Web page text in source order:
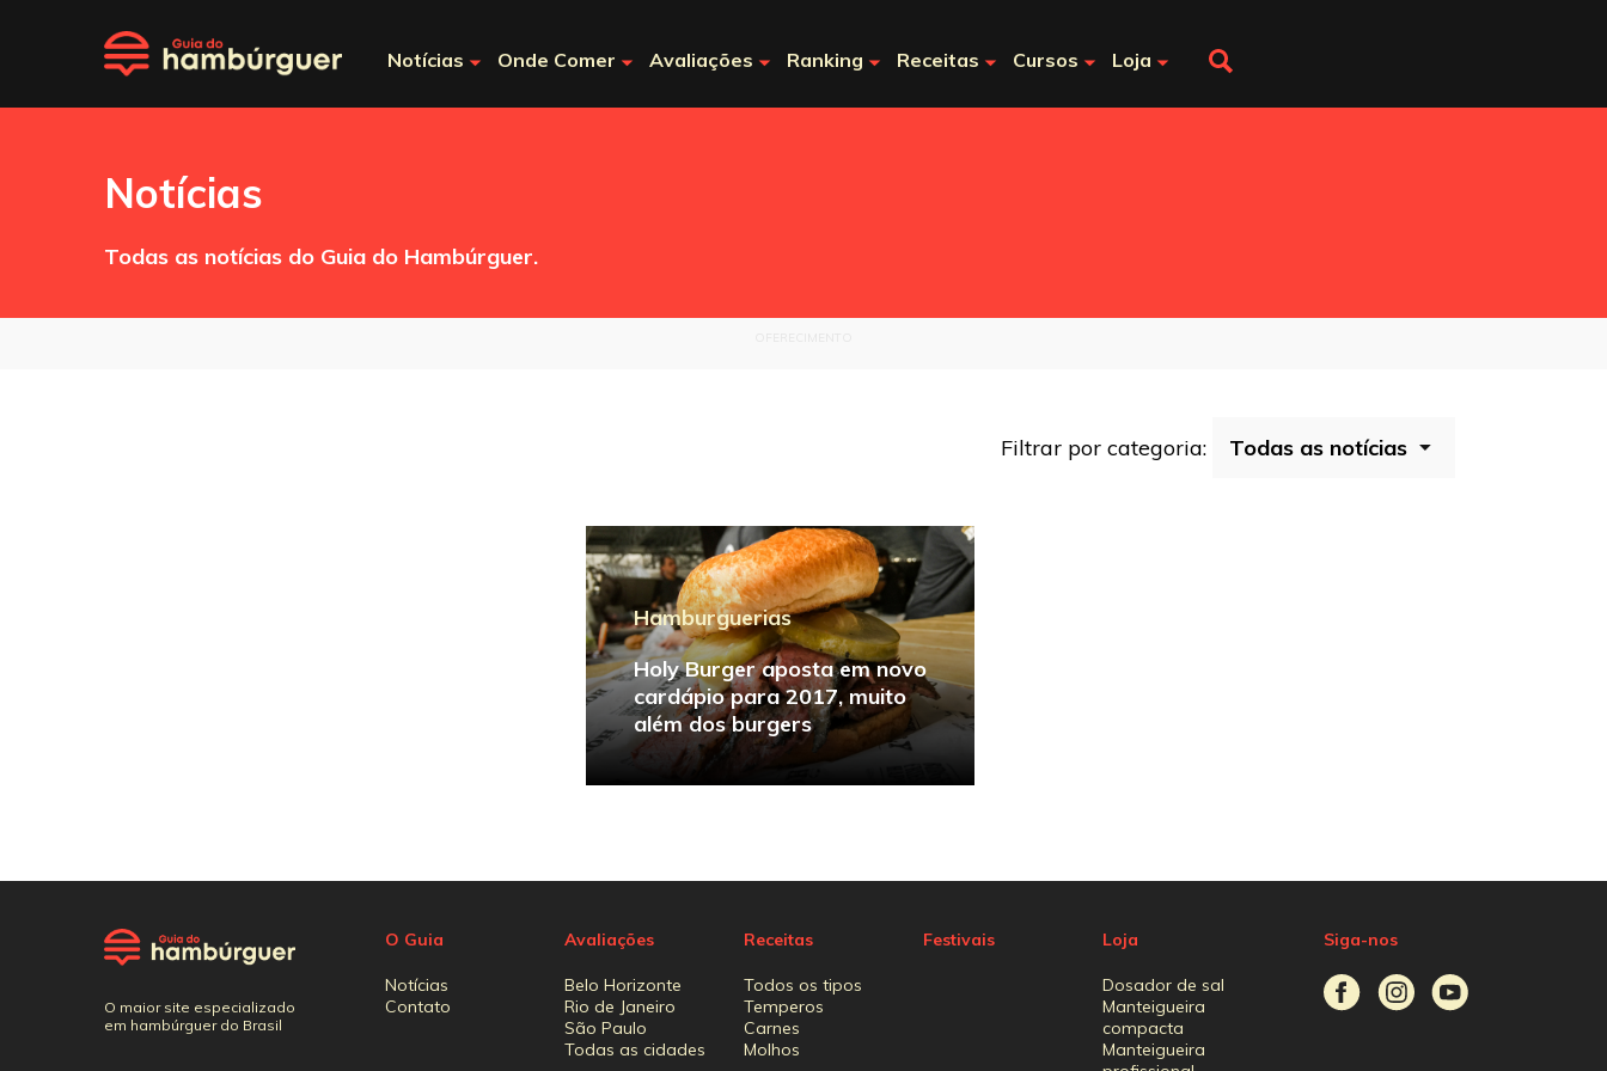
Notícias Onde Comer Avaliações Ranking Receitas Cursos Loja
Notícias
Todas as notícias do Guia do Hambúrguer.
Filtrar por categoria:
Hamburguerias
Holy Burger aposta em novo
cardápio para 2017, muito
além dos burgers
O maior site especializado
em hambúrguer do Brasil
O Guia
Notícias
Contato
Avaliações
Belo Horizonte
Rio de Janeiro
São Paulo
Todas as cidades
Receitas
Todos os tipos
Temperos
Carnes
Molhos
Festivais Loja
Dosador de sal
Manteigueira
compacta
Manteigueira
Siga-nos